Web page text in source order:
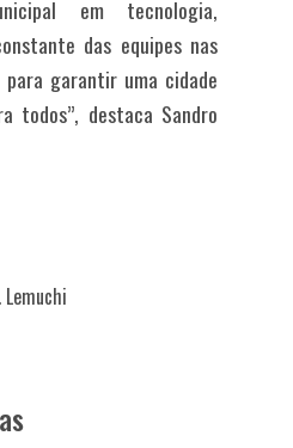
em tecnologia,
das equipes nas
garantir uma cidade
todos”, destaca Sandro
Lemuchi